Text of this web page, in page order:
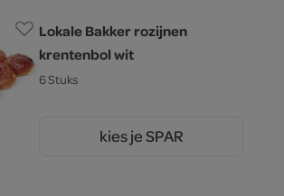
Lokale Bakker rozijnen
krentenbol wit
6 Stuks
kies je SPAR